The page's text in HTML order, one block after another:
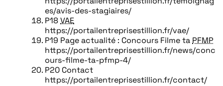
es/avis-des-stagiaires/
P18VAE
https://portailentreprisestillion.fr/vae/
P19 Page actualité : Concours Filme ta PFMP
https://portailentreprisestillion.fr/news/conc
ours-filme-ta-pfmp-4/
P20 Contact
https://portailentreprisestillion.fr/contact/